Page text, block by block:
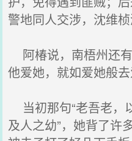
警地同人交涉，沈维桢
阿椿说，南梧州还
他爱她，就如爱她般去
当初那句“老吾老，
及人之幼”，她背了许